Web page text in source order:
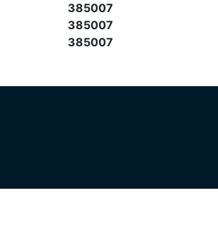
385007
385007
385007